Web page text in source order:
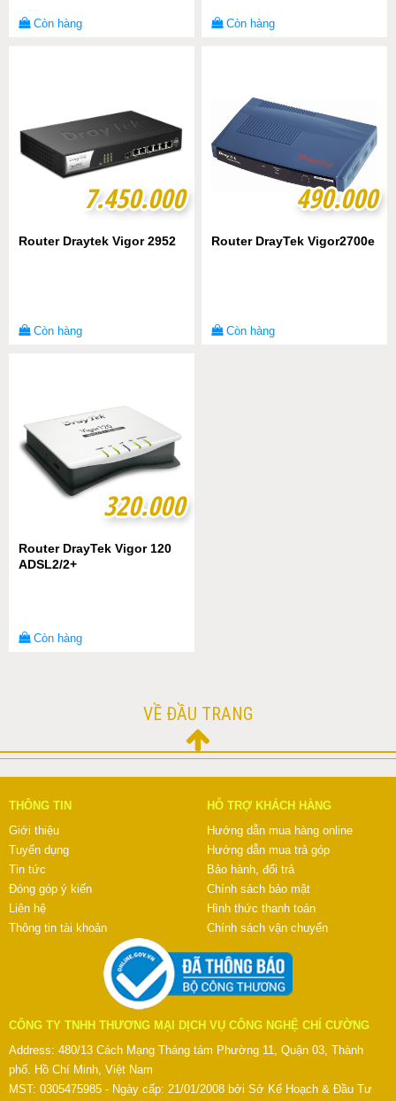
Còn hàng Còn hàng
7.450.000
7.450.000
Router Draytek Vigor 2952
Còn hàng
490.000
490.000
Router DrayTek Vigor2700e
Còn hàng
320.000
320.000
Router DrayTek Vigor 120
ADSL2/2+
Còn hàng
VỀ ĐẦU TRANG
THÔNG TIN
Giới thiệu
Tuyển dụng
Tin tức
Đóng góp ý kiến
Liên hệ
Thông tin tài khoản
HỖ TRỢ KHÁCH HÀNG
Hướng dẫn mua hàng online
Hướng dẫn mua trả góp
Bảo hành, đổi trả
Chính sách bảo mật
Hình thức thanh toán
Chính sách vận chuyển
CÔNG TY TNHH THƯƠNG MẠI DỊCH VỤ CÔNG NGHỆ CHÍ CƯỜNG
Address: 480/13 Cách Mạng Tháng tám Phường 11, Quận 03, Thành
phố. Hồ Chí Minh, Việt Nam
MST: 0305475985 - Ngày cấp: 21/01/2008 bởi Sở Kế Hoạch & Đầu Tư